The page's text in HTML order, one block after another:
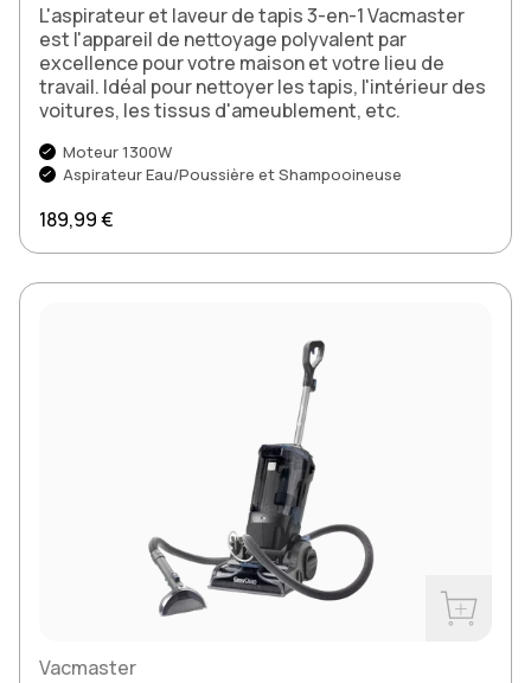
L'aspirateur et laveur de tapis 3-en-1 Vacmaster
est l'appareil de nettoyage polyvalent par
excellence pour votre maison et votre lieu de
travail. Idéal pour nettoyer les tapis, l'intérieur des
voitures, les tissus d'ameublement, etc.
Moteur 1300W
Aspirateur Eau/Poussière et Shampooineuse
Prix régulier
189,99 €
Vacmaster